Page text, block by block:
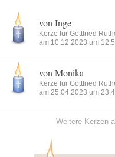
von Inge
Kerze für Gottfried
am 10.12.2023 um
von Monika
Kerze für Gottfried
am 25.04.2023 um
Weitere Kerzen